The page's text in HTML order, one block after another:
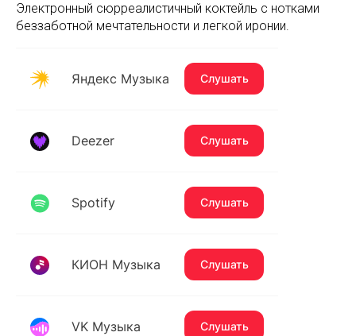
Электронный сюрреалистичный коктейль с нотками
беззаботной мечтательности и легкой иронии.